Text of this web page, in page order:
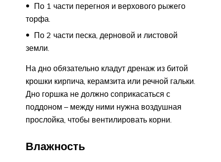
По 1 части перегноя и верхового рыжего
торфа.
По 2 части песка, дерновой и листовой
земли.
На дно обязательно кладут дренаж из битой
крошки кирпича, керамзита или речной гальки.
Дно горшка не должно соприкасаться с
поддоном – между ними нужна воздушная
прослойка, чтобы вентилировать корни.
Влажность